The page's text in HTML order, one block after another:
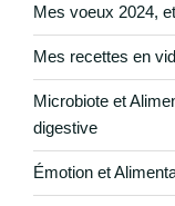
Mes voeux 2024,
Mes recettes en
Microbiote et
digestive
Émotion et